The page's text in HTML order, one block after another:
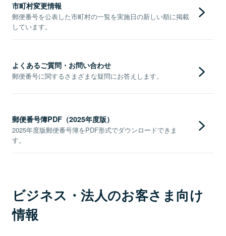
市町村変更情報
郵便番号を公表した市町村の一覧を実施日の新しい順に掲載
しています。
よくあるご質問・お問い合わせ
郵便番号に関するさまざまな疑問にお答えします。
郵便番号簿PDF（2025年度版）
2025年度版郵便番号簿をPDF形式でダウンロードできま
す。
ビジネス・法人のお客さま向け
情報